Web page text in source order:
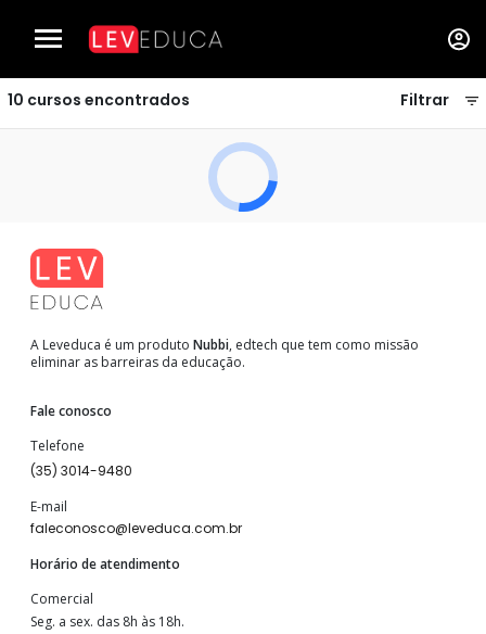
10 cursos encontrados Filtrar
A Leveduca é um produto Nubbi, edtech que tem como missão
eliminar as barreiras da educação.
Fale conosco
Telefone
(35) 3014-9480
E-mail
faleconosco@leveduca.com.br
Horário de atendimento
Comercial
Seg. a sex. das 8h às 18h.